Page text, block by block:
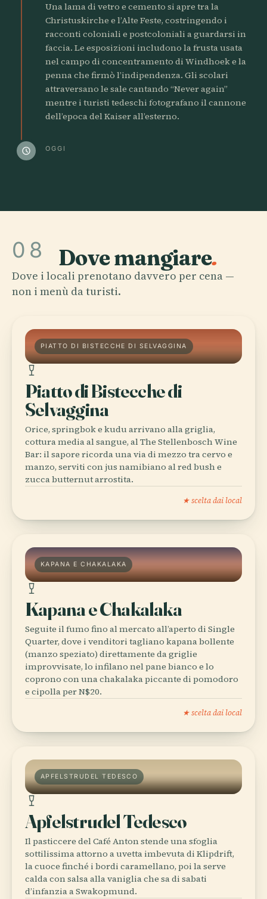
Una lama di vetro e cemento si apre tra la
Christuskirche e l’Alte Feste, costringendo i
racconti coloniali e postcoloniali a guardarsi in
faccia. Le esposizioni includono la frusta usata
nel campo di concentramento di Windhoek e la
penna che firmò l’indipendenza. Gli scolari
attraversano le sale cantando “Never again”
mentre i turisti tedeschi fotografano il cannone
dell’epoca del Kaiser all’esterno.
schedule OGGI
08 Dove mangiare.
Dove i locali prenotano davvero per cena —
non i menù da turisti.
PIATTO DI BISTECCHE DI SELVAGGINA
Piatto di Bistecche di
Selvaggina
Orice, springbok e kudu arrivano alla griglia,
cottura media al sangue, al The Stellenbosch Wine
Bar: il sapore ricorda una via di mezzo tra cervo e
manzo, serviti con jus namibiano al red bush e
zucca butternut arrostita.
★ scelta dai local
KAPANA E CHAKALAKA
Kapana e Chakalaka
Seguite il fumo fino al mercato all’aperto di Single
Quarter, dove i venditori tagliano kapana bollente
(manzo speziato) direttamente da griglie
improvvisate, lo infilano nel pane bianco e lo
coprono con una chakalaka piccante di pomodoro
e cipolla per N$20.
★ scelta dai local
APFELSTRUDEL TEDESCO
Apfelstrudel Tedesco
Il pasticcere del Café Anton stende una sfoglia
sottilissima attorno a uvetta imbevuta di Klipdrift,
la cuoce finché i bordi caramellano, poi la serve
calda con salsa alla vaniglia che sa di sabati
d’infanzia a Swakopmund.